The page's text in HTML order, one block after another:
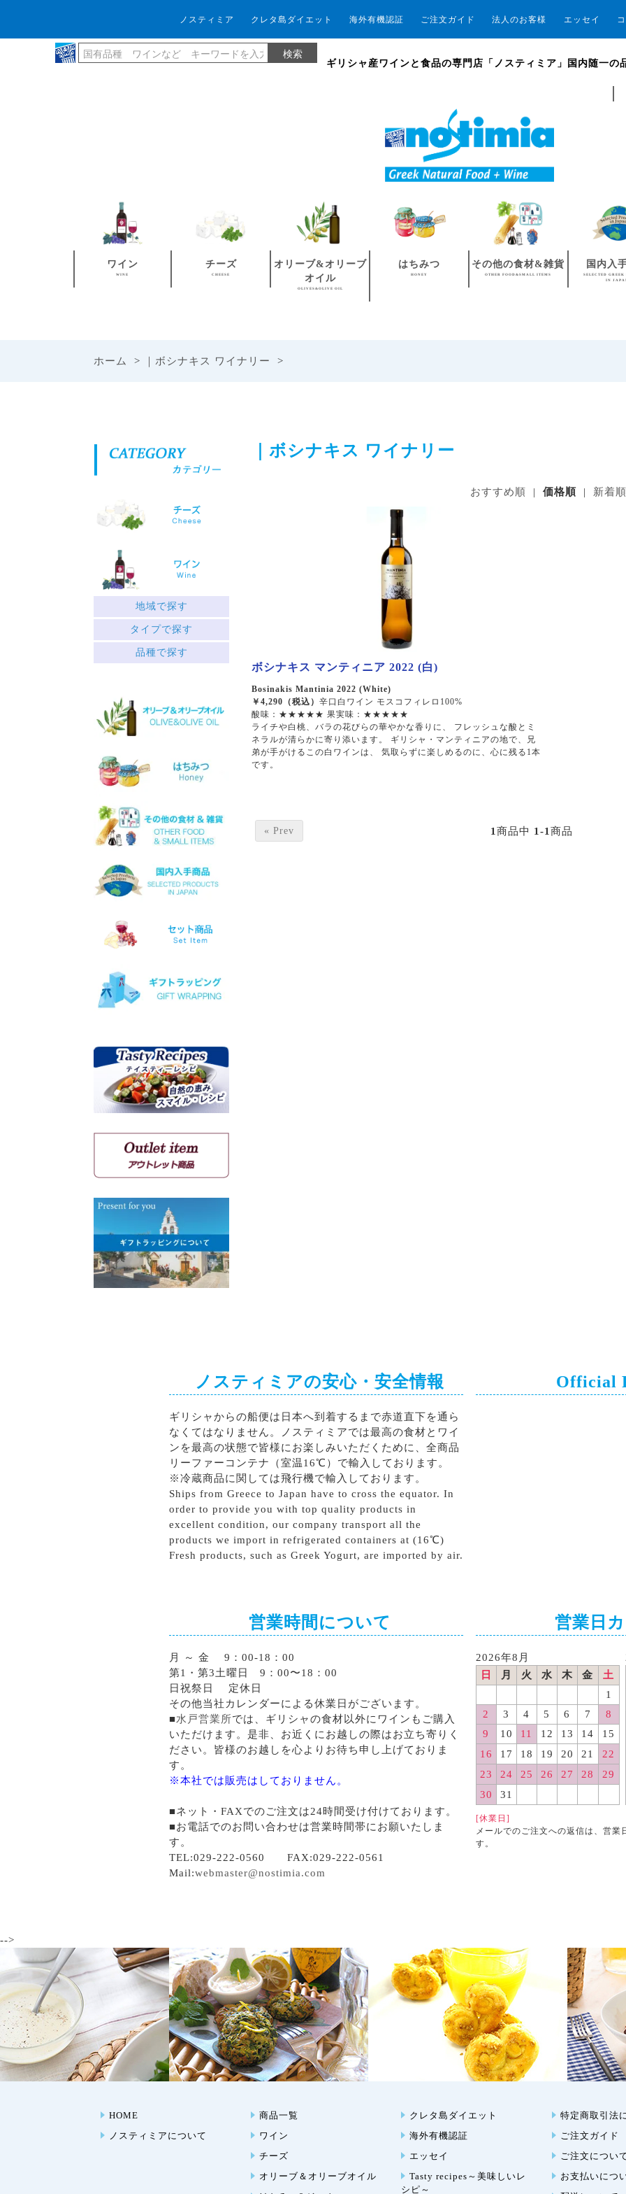
エッセイ
法人のお客様
ご注文ガイド
海外有機認証
クレタ島ダイエット
ノスティミア
ギリシャ産ワインと食品の専門店「ノスティミア」国内随一
ワイン
WINE
チーズ
CHEESE
オリーブ&オリーブ
オイル
OLIVES&OLIVE OIL
はちみつ
HONEY
その他の食材&雑貨
OTHER FOOD&SMALL ITEMS
国内入
SELECTED GREEK
IN
ホーム > ｜ボシナキス ワイナリー >
｜ボシナキス ワイナリー
おすすめ順 | 価格順 | 新着順
ボシナキス マンティニア 2022 (白)
Bosinakis Mantinia 2022 (White)
￥4,290（税込）辛口白ワイン モスコフィレロ100%
酸味：★★★★★ 果実味：★★★★★
ライチや白桃、バラの花びらの華やかな香りに、 フレッシュな酸とミ
ネラルが清らかに寄り添います。 ギリシャ・マンティニアの地で、兄
弟が手がけるこの白ワインは、 気取らずに楽しめるのに、心に残る1本
です。
« Prev 1商品中 1-1商品
地域で探す
ギリシャ北部
中央ギリシャ
ペロポネソス半島とイオニ
ア諸島
タイプで探す
赤
├ミディアムボディ
├リッチ
├フルーティー
スパークリング
デザート
ワインセット
品種で探す
サヴァティアノ
アシリティコ
マスカット
キドニツァ
ロボラ
ヴィディアノ
ヴィラナ
マスカットオブスピナ
ガイドゥリア
アイダニ
モスコフィレロ
ゲヴェルツトラミネール
ミュスカ・ブラン・ア・プ
ティ・グラン
クシノマブロ
アギヨルギティコ
マヴロ クンドゥラ オブ キ
ミ
マヴロダフニ
コチファリ
マンディラリ
リャティコ
マヴロトラガノ
リムニョナ
グルナッシュ
シラー
カベルネソーヴィニョン
ノスティミアの安心・安全情報
ギリシャからの船便は日本へ到着するまで赤道直下を通ら
なくてはなりません。ノスティミアでは最高の食材とワイ
ンを最高の状態で皆様にお楽しみいただくために、全商品
リーファーコンテナ（室温16℃）で輸入しております。
※冷蔵商品に関しては飛行機で輸入しております。
Ships from Greece to Japan have to cross the equator. In
order to provide you with top quality products in
excellent condition, our company transport all the
products we import in refrigerated containers at (16℃)
Fresh products, such as Greek Yogurt, are imported by air.
Official
営業時間について
月 ～ 金 9：00-18：00
第1・第3土曜日 9：00〜18：00
日祝祭日 定休日
その他当社カレンダーによる休業日がございます。
■水戸営業所では、ギリシャの食材以外にワインもご購入
いただけます。是非、お近くにお越しの際はお立ち寄りく
ださい。皆様のお越しを心よりお待ち申し上げておりま
す。
※本社では販売はしておりません。
■ネット・FAXでのご注文は24時間受け付けております。
■お電話でのお問い合わせは営業時間帯にお願いたしま
す。
TEL:029-222-0560 FAX:029-222-0561
Mail:webmaster@nostimia.com
営業日
2026年8月
日
月 火 水 木 金
土
1
2
3 4 5 6 7
8
9
10 11 12 13 14
15
16
17 18 19 20 21
22
23
24 25 26 27 28
29
30
31
[休業日]
メールでのご注文への返信は、営業
す。
-->
HOME
ノスティミアについて
商品一覧
ワイン
チーズ
オリーブ＆オリーブオイル
クレタ島ダイエット
海外有機認証
エッセイ
Tasty recipes～美味しいレ
シピ～
特定商取引法
ご注文ガイド
ご注文につい
お支払いにつ